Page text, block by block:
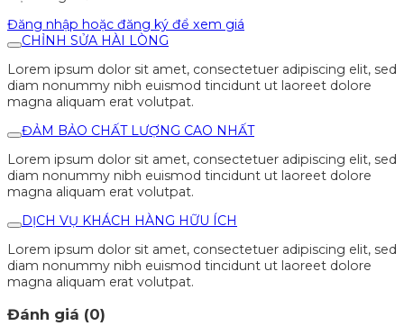
Đăng nhập hoặc đăng ký để xem giá
CHỈNH SỬA HÀI LÒNG
Lorem ipsum dolor sit amet, consectetuer adipiscing elit, sed
diam nonummy nibh euismod tincidunt ut laoreet dolore
magna aliquam erat volutpat.
ĐẢM BẢO CHẤT LƯỢNG CAO NHẤT
Lorem ipsum dolor sit amet, consectetuer adipiscing elit, sed
diam nonummy nibh euismod tincidunt ut laoreet dolore
magna aliquam erat volutpat.
DỊCH VỤ KHÁCH HÀNG HỮU ÍCH
Lorem ipsum dolor sit amet, consectetuer adipiscing elit, sed
diam nonummy nibh euismod tincidunt ut laoreet dolore
magna aliquam erat volutpat.
Đánh giá (0)